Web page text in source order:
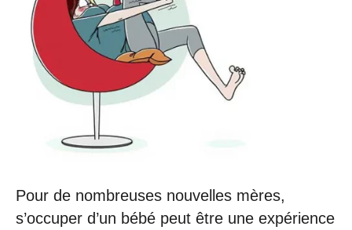
Pour de nombreuses nouvelles mères,
s’occuper d’un bébé peut être une expérience